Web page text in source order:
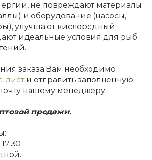
не повреждают материалы
и оборудование (насосы,
улучшают кислородный
идеальные условия для рыб
заказа Вам необходимо
листи отправить заполненную
нашему менеджеру.
продажи.